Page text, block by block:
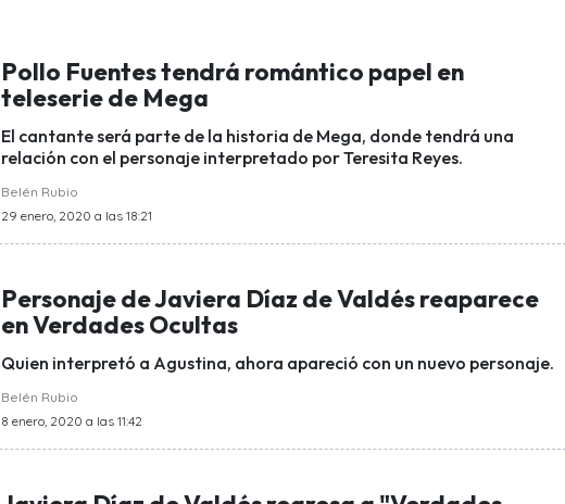
Pollo Fuentes tendrá romántico papel en
teleserie de Mega
El cantante será parte de la historia de Mega, donde tendrá una
relación con el personaje interpretado por Teresita Reyes.
Belén Rubio
29 enero, 2020 a las 18:21
Personaje de Javiera Díaz de Valdés reaparece
en Verdades Ocultas
Quien interpretó a Agustina, ahora apareció con un nuevo personaje.
Belén Rubio
8 enero, 2020 a las 11:42